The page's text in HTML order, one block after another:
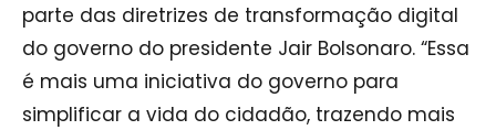
parte das diretrizes de transformação digital
do governo do presidente Jair Bolsonaro. “Essa
é mais uma iniciativa do governo para
simplificar a vida do cidadão, trazendo mais